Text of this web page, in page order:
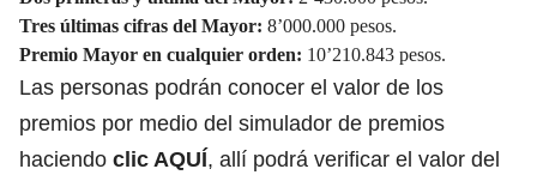
Tres últimas cifras del Mayor: 8’000.000 pesos.
Premio Mayor en cualquier orden: 10’210.843 pesos.
Las personas podrán conocer el valor de los
premios por medio del simulador de premios
haciendo clic AQUÍ, allí podrá verificar el valor del